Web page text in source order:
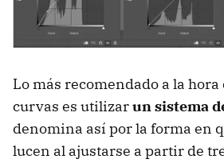
Lo más recomendado a la
curvas es utilizarun sistema
denomina así por la forma en
lucen al ajustarse a partir de